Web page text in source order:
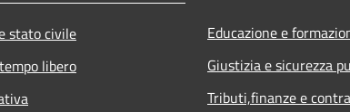
stato civile
libero
Educazione e
Giustizia e sicurezza
Tributi,finanze e